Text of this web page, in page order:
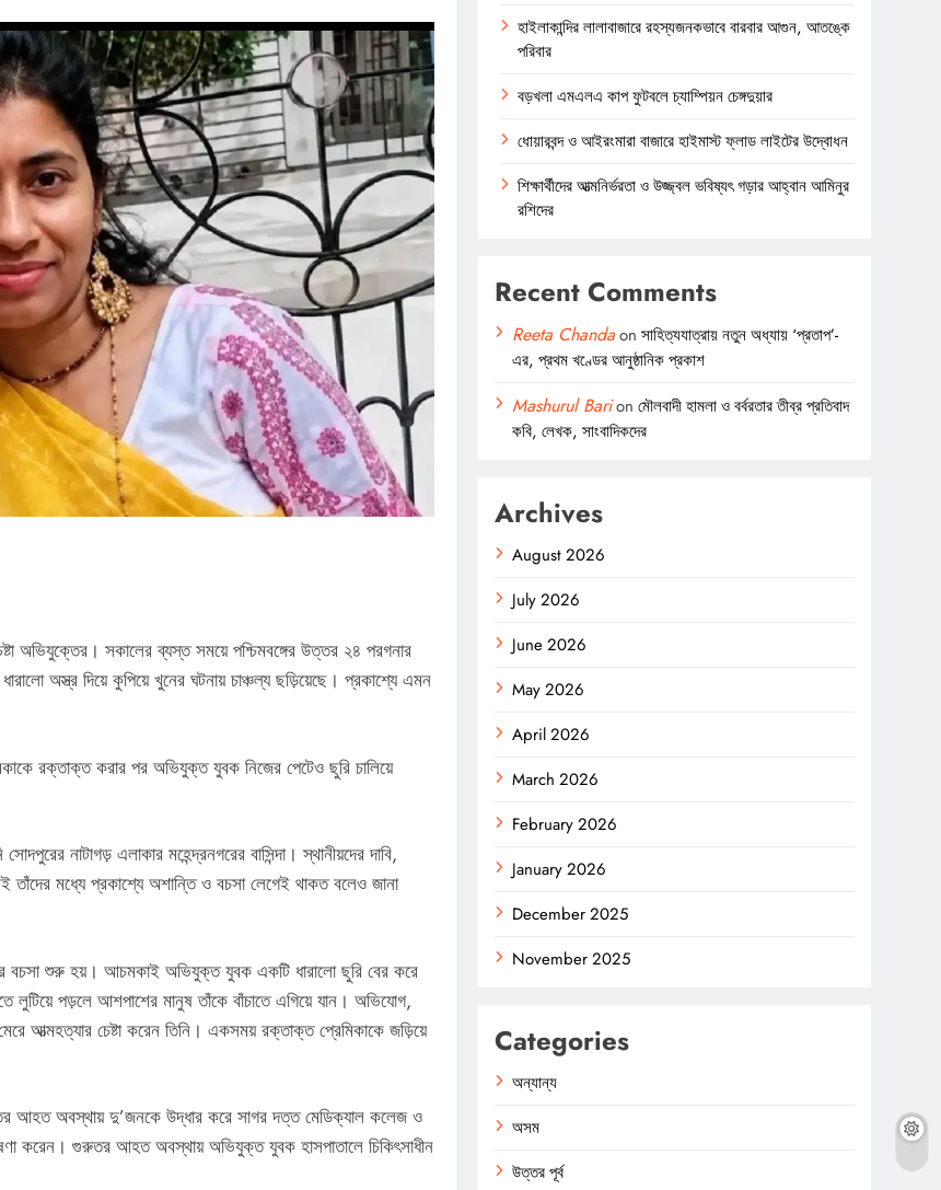
অভিযুক্তের। সকালের ব্যস্ত সময়ে পশ্চিমবঙ্গের উত্তর ২৪ পরগনার
অস্ত্র দিয়ে কুপিয়ে খুনের ঘটনায় চাঞ্চল্য ছড়িয়েছে। প্রকাশ্যে এমন
রক্তাক্ত করার পর অভিযুক্ত যুবক নিজের পেটেও ছুরি চালিয়ে
নাটাগড় এলাকার মহেন্দ্রনগরের বাসিন্দা। স্থানীয়দের দাবি,
তাঁদের মধ্যে প্রকাশ্যে অশান্তি ও বচসা লেগেই থাকত বলেও জানা
বচসা শুরু হয়। আচমকাই অভিযুক্ত যুবক একটি ধারালো ছুরি বের করে
লুটিয়ে পড়লে আশপাশের মানুষ তাঁকে বাঁচাতে এগিয়ে যান। অভিযোগ,
আত্মহত্যার চেষ্টা করেন তিনি। একসময় রক্তাক্ত প্রেমিকাকে জড়িয়ে
আহত অবস্থায় দু’জনকে উদ্ধার করে সাগর দত্ত মেডিক্যাল কলেজ ও
করেন। গুরুতর আহত অবস্থায় অভিযুক্ত যুবক হাসপাতালে চিকিৎসাধীন
হাইলাকান্দির লালাবাজারে রহস্যজনকভাবে বারবার আগুন, আতঙ্কে
পরিবার
বড়খলা এমএলএ কাপ ফুটবলে চ্যাম্পিয়ন চেঙ্গদুয়ার
ধোয়ারবন্দ ও আইরংমারা বাজারে হাইমাস্ট ফ্লাড লাইটের উদ্বোধন
শিক্ষার্থীদের আত্মনির্ভরতা ও উজ্জ্বল ভবিষ্যৎ গড়ার আহ্বান আমিনুর
রশিদের
Recent Comments
Reeta Chandaonসাহিত্যযাত্রায় নতুন অধ্যায় ‘প্রতাপ’-
এর, প্রথম খণ্ডের আনুষ্ঠানিক প্রকাশ
Mashurul Barionমৌলবাদী হামলা ও বর্বরতার তীব্র প্রতিবাদ
কবি, লেখক, সাংবাদিকদের
Archives
August 2026
July 2026
June 2026
May 2026
April 2026
March 2026
February 2026
January 2026
December 2025
November 2025
Categories
অন্যান্য
অসম
উত্তর পূর্ব